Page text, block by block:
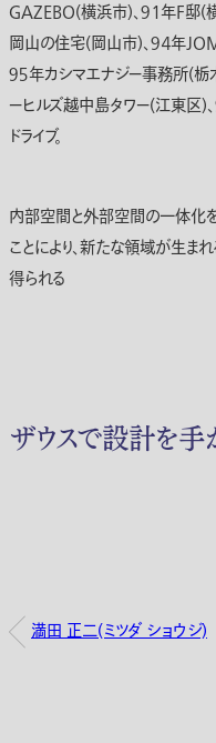
GAZEBO(横浜市)、９１年F邸(
岡山の住宅(岡山市)、９４年
９５年カシマエナジー事務所(
ーヒルズ越中島タワー(江東区)
ドライブ。
内部空間と外部空間の一体化
ことにより、新たな領域が生ま
得られる
ザウスで設計を
満田 正二(ミツダ ショウジ)